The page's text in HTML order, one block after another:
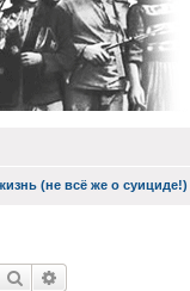
(не всё же о суициде!)
Поиск